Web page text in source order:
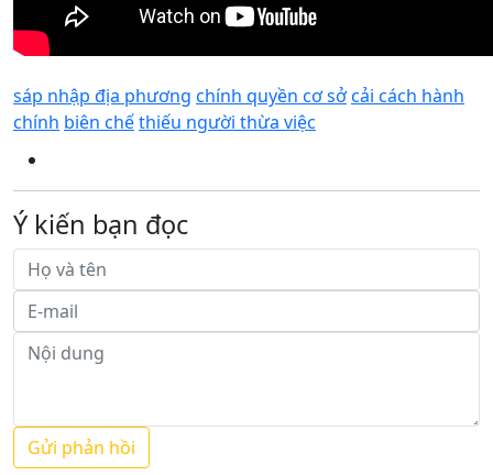
sáp nhập địa phương chính quyền cơ sởcải cách hành
chính biên chếthiếu người thừa việc
Ý kiến bạn đọc